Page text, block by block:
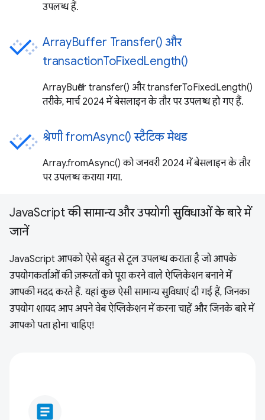
उपलब्ध हैं.
ArrayBuffer Transfer() और
transactionToFixedLength()
ArrayBuffer transfer() और transferToFixedLength()
तरीके, मार्च 2024 में बेसलाइन के तौर पर उपलब्ध हो गए हैं.
श्रेणी fromAsync() स्टैटिक मेथड
Array.fromAsync() को जनवरी 2024 में बेसलाइन के तौर
पर उपलब्ध कराया गया.
JavaScript की सामान्य और उपयोगी सुविधाओं के बारे में
जानें
JavaScript आपको ऐसे बहुत से टूल उपलब्ध कराता है जो आपके
उपयोगकर्ताओं की ज़रूरतों को पूरा करने वाले ऐप्लिकेशन बनाने में
आपकी मदद करते हैं. यहां कुछ ऐसी सामान्य सुविधाएं दी गई हैं, जिनका
उपयोग शायद आप अपने वेब ऐप्लिकेशन में करना चाहें और जिनके बारे में
आपको पता होना चाहिए!
article